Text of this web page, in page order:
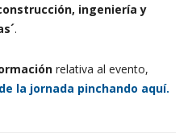
ingeniería y
.
relativa al evento,
la jornada pinchando aquí.